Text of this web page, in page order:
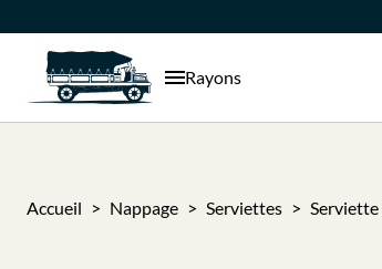
Rayons
Accueil Nappage Serviettes Serviette